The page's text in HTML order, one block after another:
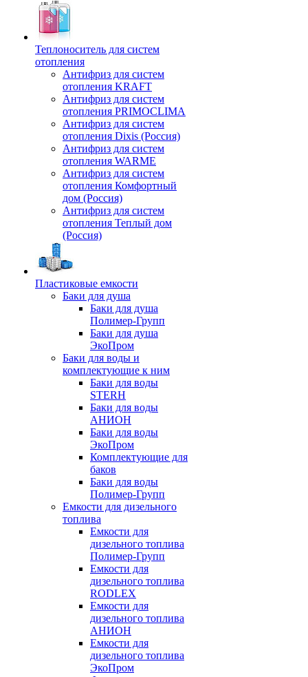
Теплоноситель для систем
отопления
Антифриз для систем
отопления KRAFT
Антифриз для систем
отопления PRIMOCLIMA
Антифриз для систем
отопления Dixis (Россия)
Антифриз для систем
отопления WARME
Антифриз для систем
отопления Комфортный
дом (Россия)
Антифриз для систем
отопления Теплый дом
(Россия)
Пластиковые емкости
Баки для душа
Баки для душа
Полимер-Групп
Баки для душа
ЭкоПром
Баки для воды и
комплектующие к ним
Баки для воды
STERH
Баки для воды
АНИОН
Баки для воды
ЭкоПром
Комплектующие для
баков
Баки для воды
Полимер-Групп
Емкости для дизельного
топлива
Емкости для
дизельного топлива
Полимер-Групп
Емкости для
дизельного топлива
RODLEX
Емкости для
дизельного топлива
АНИОН
Емкости для
дизельного топлива
ЭкоПром